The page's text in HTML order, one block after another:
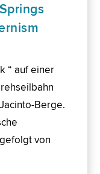
“ auf einer
Berge.
von